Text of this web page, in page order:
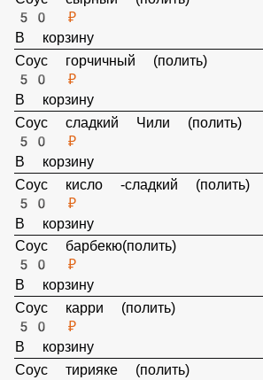
Соус сырный (полить)
50 ₽
В корзину
50 ₽
В корзину
Соус сладкий Чили (полить)
50 ₽
В корзину
Соус кисло -сладкий (полить)
50 ₽
В корзину
Соус барбекю(полить)
50 ₽
В корзину